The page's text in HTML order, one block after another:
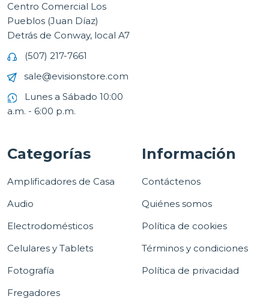
Centro Comercial Los
Pueblos (Juan Díaz)
Detrás de Conway, local A7
(507) 217-7661
sale@evisionstore.com
Lunes a Sábado 10:00
a.m. - 6:00 p.m.
Categorías
Amplificadores de Casa
Audio
Electrodomésticos
Celulares y Tablets
Fotografía
Fregadores
Información
Contáctenos
Quiénes somos
Política de cookies
Términos y condiciones
Política de privacidad